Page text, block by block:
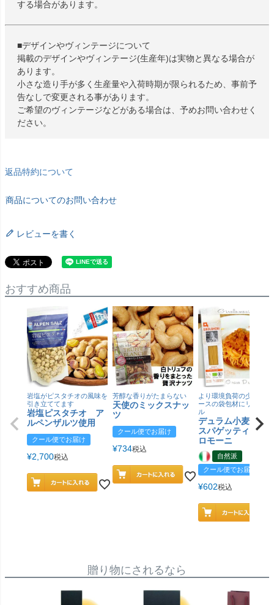
する場合があります。
■デザインやヴィンテージについて
掲載のデザインやヴィンテージ(生産年)は実物と異なる場合が
あります。
小さな造り手が多く生産量や入荷時期が限られるため、事前予
告なしで変更される事があります。
ご希望のヴィンテージなどがある場合は、予めお問い合わせく
ださい。
返品特約について
商品についてのお問い合わせ
レビューを書く
おすすめ商品
岩塩がピスタチオの風味を
引き立ててます
岩塩ピスタチオ ア
ルペンザルツ使用
クール便でお届け
¥2,700税込
芳醇な香りがたまらない
天使のミックスナッ
ツ
クール便でお届け
¥734税込
より環境負荷の少ない紙
ースの袋包材にリニュー
ル
デュラム小麦 有
スパゲッティ／ジ
ロモーニ
自然派
クール便でお届け
¥602税込
贈り物にされるなら